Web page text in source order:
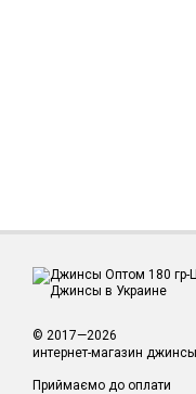
© 2017—2026
интернет-магазин
Приймаємо до оплати